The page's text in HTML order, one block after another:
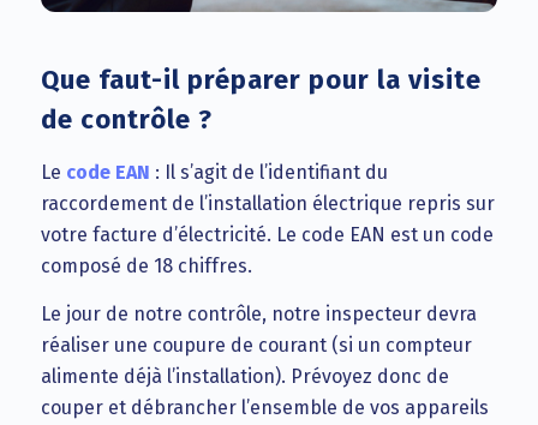
Que faut-il préparer pour la visite
de contrôle ?
Le code EAN : Il s’agit de l’identifiant du
raccordement de l’installation électrique repris sur
votre facture d’électricité. Le code EAN est un code
composé de 18 chiffres.
Le jour de notre contrôle, notre inspecteur devra
réaliser une coupure de courant (si un compteur
alimente déjà l’installation). Prévoyez donc de
couper et débrancher l’ensemble de vos appareils